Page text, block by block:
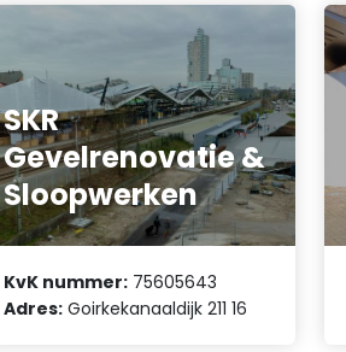
SKR
Gevelrenovatie &
Sloopwerken
KvK nummer: 75605643
Adres: Goirkekanaaldijk 211 16